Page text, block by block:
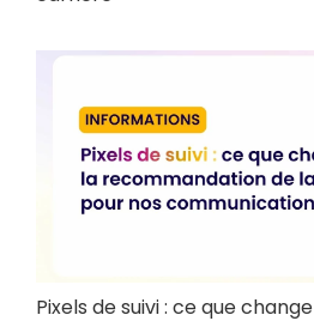
Pixels de suivi : ce que